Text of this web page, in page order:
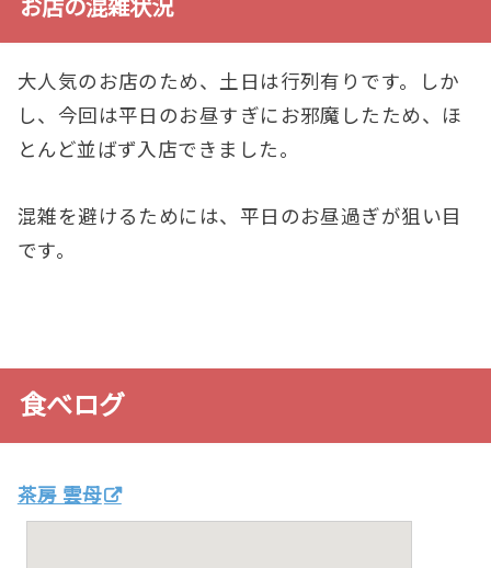
お店の混雑状況
大人気のお店のため、土日は行列有りです。しか
し、今回は平日のお昼すぎにお邪魔したため、ほ
とんど並ばず入店できました。
混雑を避けるためには、平日のお昼過ぎが狙い目
です。
食べログ
茶房 雲母